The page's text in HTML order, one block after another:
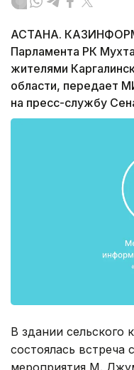
АСТАНА.
Парламента РК
жителями
области, передает
на пресс-службу
В здании сельского
состоялась
мероприятия М.